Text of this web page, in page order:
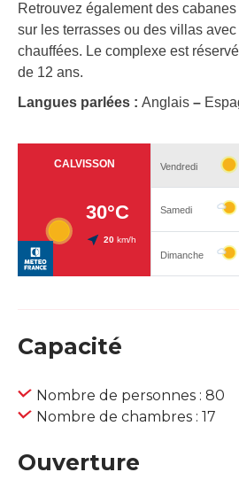
Retrouvez également des
sur les terrasses ou des villas
chauffées. Le complexe est
de 12 ans.
Langues parlées : Anglais –
Capacité
Nombre de personnes : 80
Nombre de chambres : 17
Ouverture